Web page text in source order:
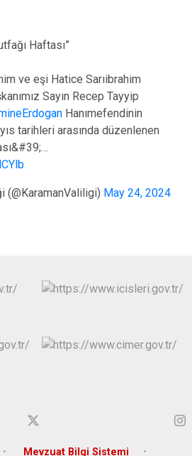
Haftası”
ve eşi Hatice Sarıibrahim
Sayın Recep Tayyip
Hanımefendinin
tarihleri arasında düzenlenen
(@KaramanValiligi) May 24, 2024
Mevzuat Bilgi Sistemi